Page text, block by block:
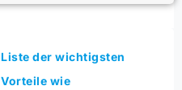
Liste der wichtigsten
Vorteile wie